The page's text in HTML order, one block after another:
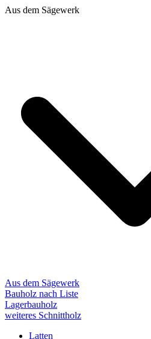
Aus dem Sägewerk
Aus dem Sägewerk
Bauholz nach Liste
Lagerbauholz
weiteres Schnittholz
Latten